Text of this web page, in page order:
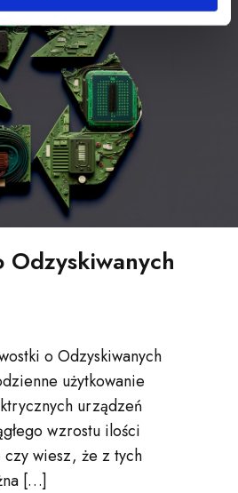
Odzyskiwanych
o Odzyskiwanych
użytkowanie
urządzeń
wzrostu ilości
wiesz, że z tych
[…]